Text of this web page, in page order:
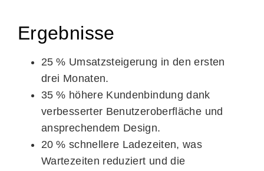
Ergebnisse
25 % Umsatzsteigerung in den ersten
drei Monaten.
35 % höhere Kundenbindung dank
verbesserter Benutzeroberfläche und
ansprechendem Design.
20 % schnellere Ladezeiten, was
Wartezeiten reduziert und die